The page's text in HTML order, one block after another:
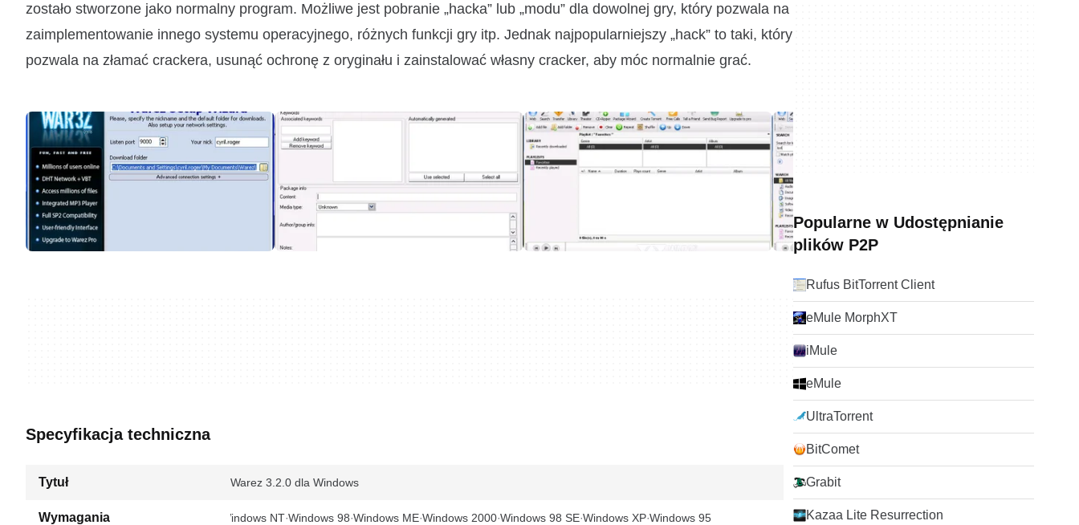
zostało stworzone jako normalny program. Możliwe jest pobranie „hacka” lub „modu” dla dowolnej gry, który pozwala na
zaimplementowanie innego systemu operacyjnego, różnych funkcji gry itp. Jednak najpopularniejszy „hack” to taki, który
pozwala na złamać crackera, usunąć ochronę z oryginału i zainstalować własny cracker, aby móc normalnie grać.
Specyfikacja techniczna
Tytuł Warez 3.2.0 dla Windows
Wymagania Windows NT Windows 98 Windows ME Windows 2000 Windows 98 SE Windows XP Windows 95
Popularne w Udostępnianie
plików P2P
Rufus BitTorrent Client
eMule MorphXT
iMule
eMule
UltraTorrent
BitComet
Grabit
Kazaa Lite Resurrection